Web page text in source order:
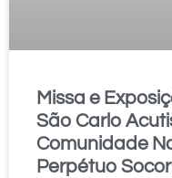
Missa e
São Carlo
Comunidade
Perpétuo